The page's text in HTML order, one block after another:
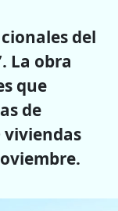
del
La obra
que
de
viviendas